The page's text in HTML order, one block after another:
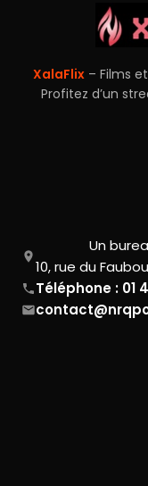
XalaFlix– Films
Profitez d’un
Un
10, rue du
Téléphone : 01